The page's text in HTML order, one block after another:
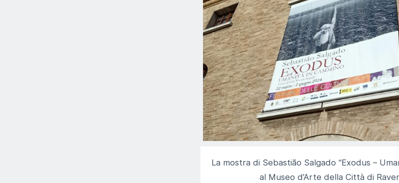
La mostra di Sebastião Salgado “Exodus –
al Museo d’Arte della Città di